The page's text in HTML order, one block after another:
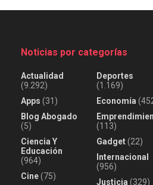
Noticias por categorías
Actualidad
(9.292)
Apps (31)
Blog Abogado
(5)
Ciencia Y
Educación
(964)
Cine(75)
Deportes
(1.169)
Economía
(113)
Gadget(22)
Internacional
(956)
Justicia (329)